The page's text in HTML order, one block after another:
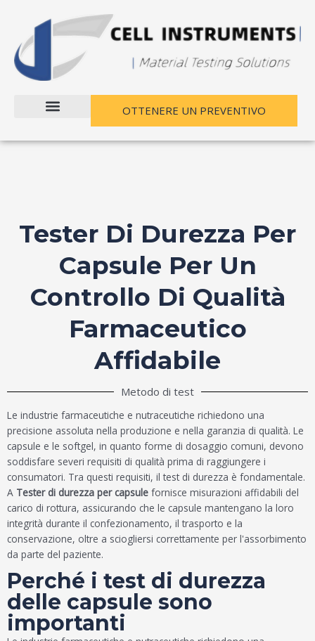
contenuto
OTTENERE UN PREVENTIVO
Tester Di Durezza Per
Capsule Per Un
Controllo Di Qualità
Farmaceutico
Affidabile
Metodo di test
Le industrie farmaceutiche e nutraceutiche richiedono una
precisione assoluta nella produzione e nella garanzia di qualità. Le
capsule e le softgel, in quanto forme di dosaggio comuni, devono
soddisfare severi requisiti di qualità prima di raggiungere i
consumatori. Tra questi requisiti, il test di durezza è fondamentale.
A Tester di durezza per capsule fornisce misurazioni affidabili del
carico di rottura, assicurando che le capsule mantengano la loro
integrità durante il confezionamento, il trasporto e la
conservazione, oltre a sciogliersi correttamente per l'assorbimento
da parte del paziente.
Perché i test di durezza
delle capsule sono
importanti